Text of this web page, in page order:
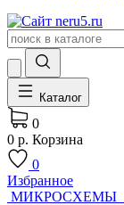
Каталог
0
0 р. Корзина
0
Избранное
МИКРОСХЕМЫ